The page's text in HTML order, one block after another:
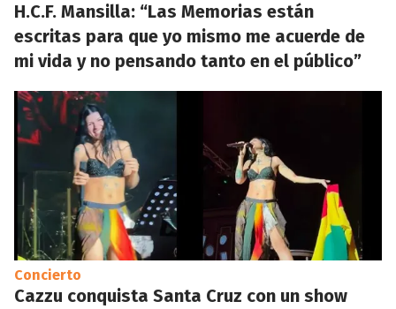
H.C.F. Mansilla: “Las Memorias están
escritas para que yo mismo me acuerde de
mi vida y no pensando tanto en el público”
Concierto
Cazzu conquista Santa Cruz con un show